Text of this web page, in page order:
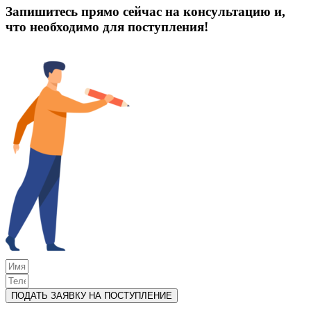
Запишитесь прямо сейчас на консультацию и,
что необходимо для поступления!
ПОДАТЬ ЗАЯВКУ НА ПОСТУПЛЕНИЕ